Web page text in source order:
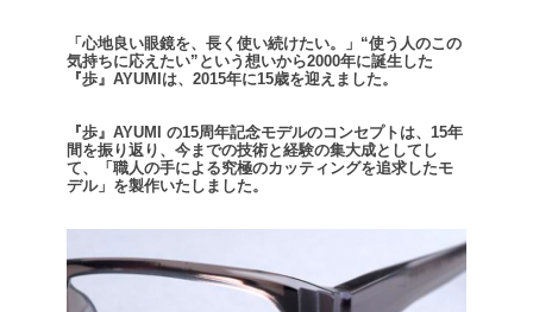
「心地良い眼鏡を、長く使い続けたい。」 “使う人のこの
気持ちに応えたい”という想いから2000年に誕生した
『歩』AYUMIは、2015年に15歳を迎えました。
『歩』AYUMI の15周年記念モデルのコンセプトは、15年
間を振り返り、今までの技術と経験の集大成としてし
て、
「職人の手による究極のカッティングを追求したモ
デル」を製作いたしました。